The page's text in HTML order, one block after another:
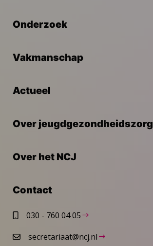
Onderzoek
Vakmanschap
Actueel
Over jeugdgezondheidszorg
Over het NCJ
Contact
030 - 760 04 05
secretariaat@ncj.nl